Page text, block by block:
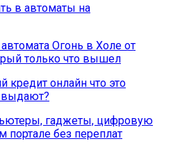
в автоматы на
Огонь в Холе от
только что вышел
кредит онлайн что это
выдают?
гаджеты, цифровую
портале без переплат